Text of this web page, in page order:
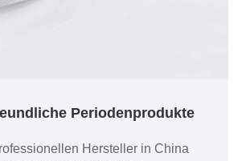
Periodenprodukte
Hersteller in China